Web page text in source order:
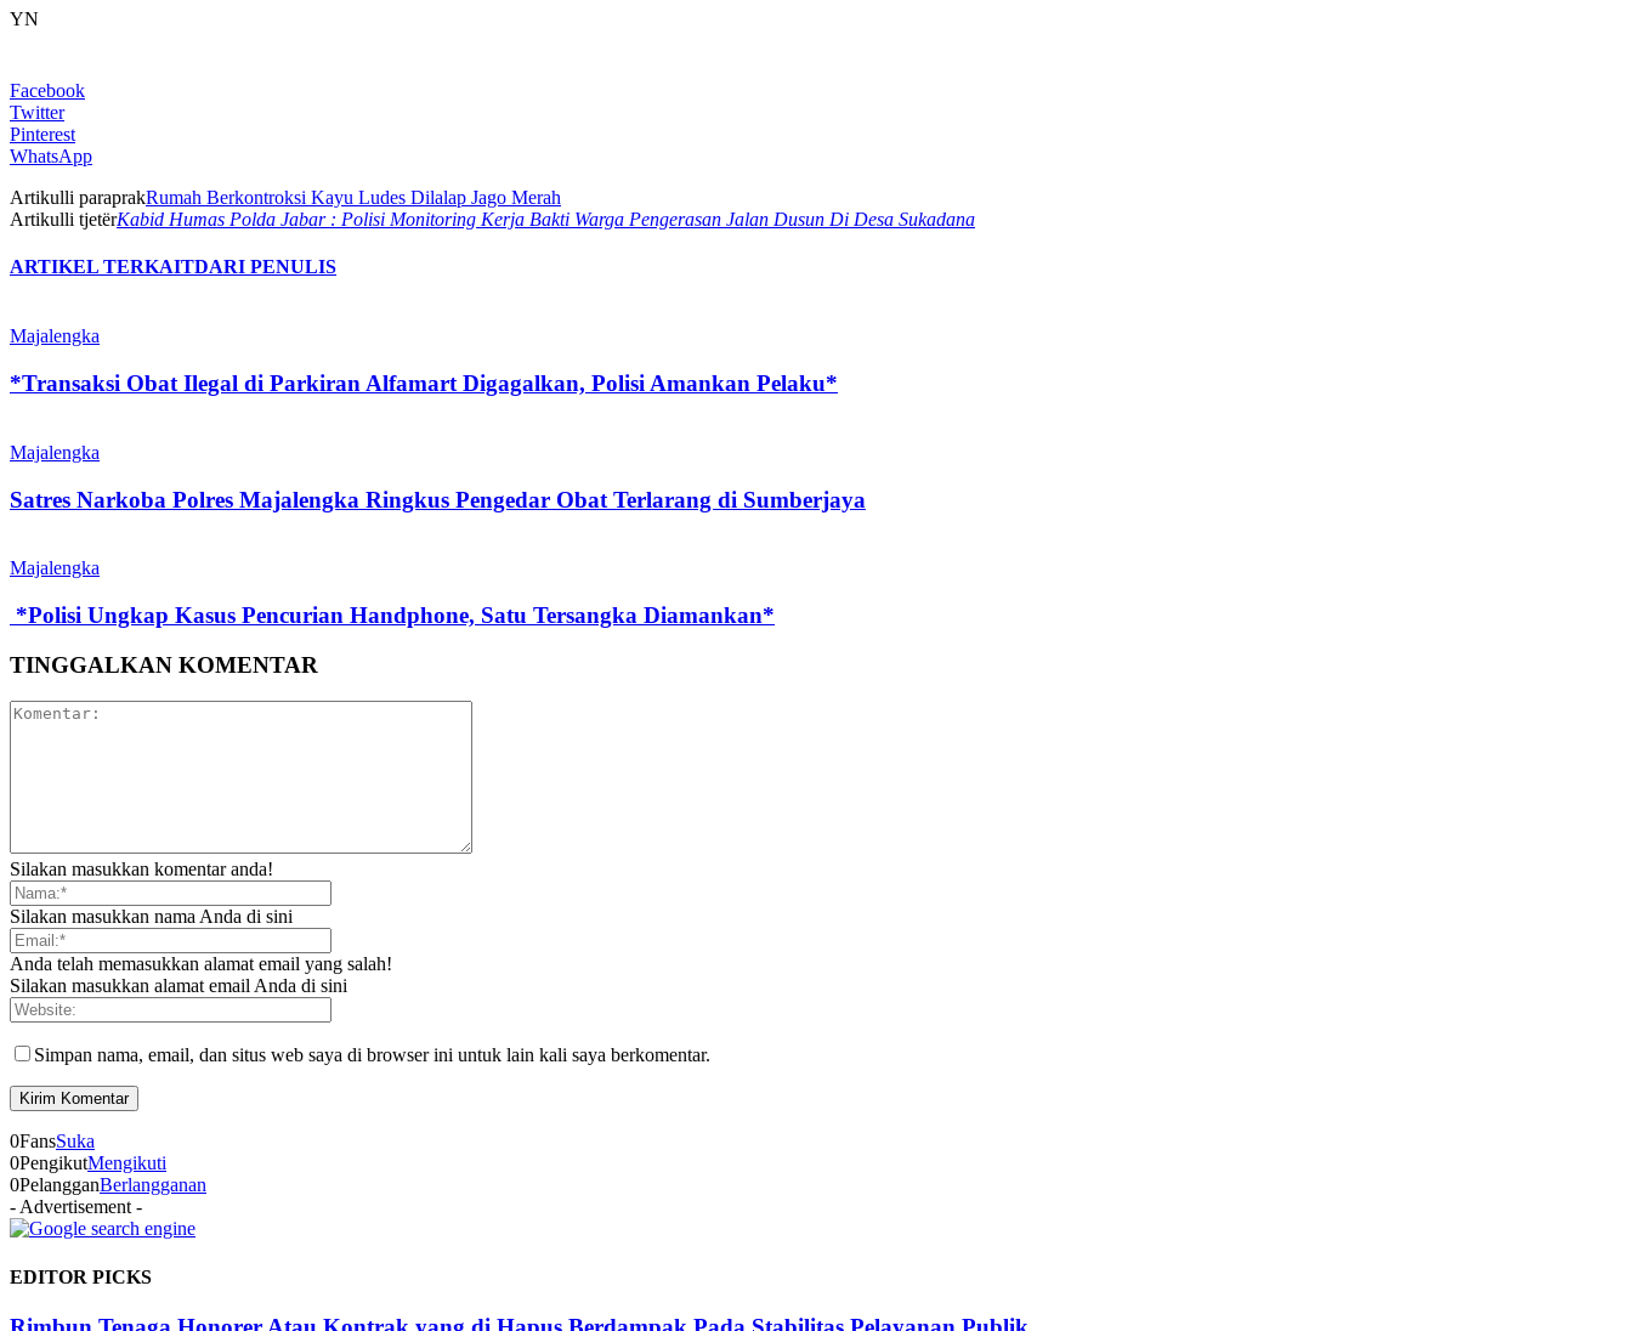
YN
Facebook
Twitter
Pinterest
WhatsApp
Artikulli paraprakRumah Berkontroksi Kayu Ludes Dilalap Jago Merah
Artikulli tjetërKabid Humas Polda Jabar : Polisi Monitoring Kerja Bakti Warga Pengerasan Jalan Dusun Di Desa Sukadana
ARTIKEL TERKAITDARI PENULIS
Majalengka
*Transaksi Obat Ilegal di Parkiran Alfamart Digagalkan, Polisi Amankan Pelaku*
Majalengka
Satres Narkoba Polres Majalengka Ringkus Pengedar Obat Terlarang di Sumberjaya
Majalengka
‎ ‎*Polisi Ungkap Kasus Pencurian Handphone, Satu Tersangka Diamankan*
TINGGALKAN KOMENTAR
Silakan masukkan komentar anda!
Silakan masukkan nama Anda di sini
Anda telah memasukkan alamat email yang salah!
Silakan masukkan alamat email Anda di sini
Simpan nama, email, dan situs web saya di browser ini untuk lain kali saya berkomentar.
0FansSuka
0PengikutMengikuti
0PelangganBerlangganan
- Advertisement -
EDITOR PICKS